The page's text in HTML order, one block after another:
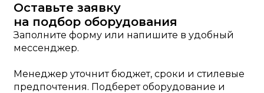
Оставьте заявку
на подбор оборудования
Заполните форму или напишите в удобный
мессенджер.
Менеджер уточнит бюджет, сроки и стилевые
предпочтения. Подберет оборудование и